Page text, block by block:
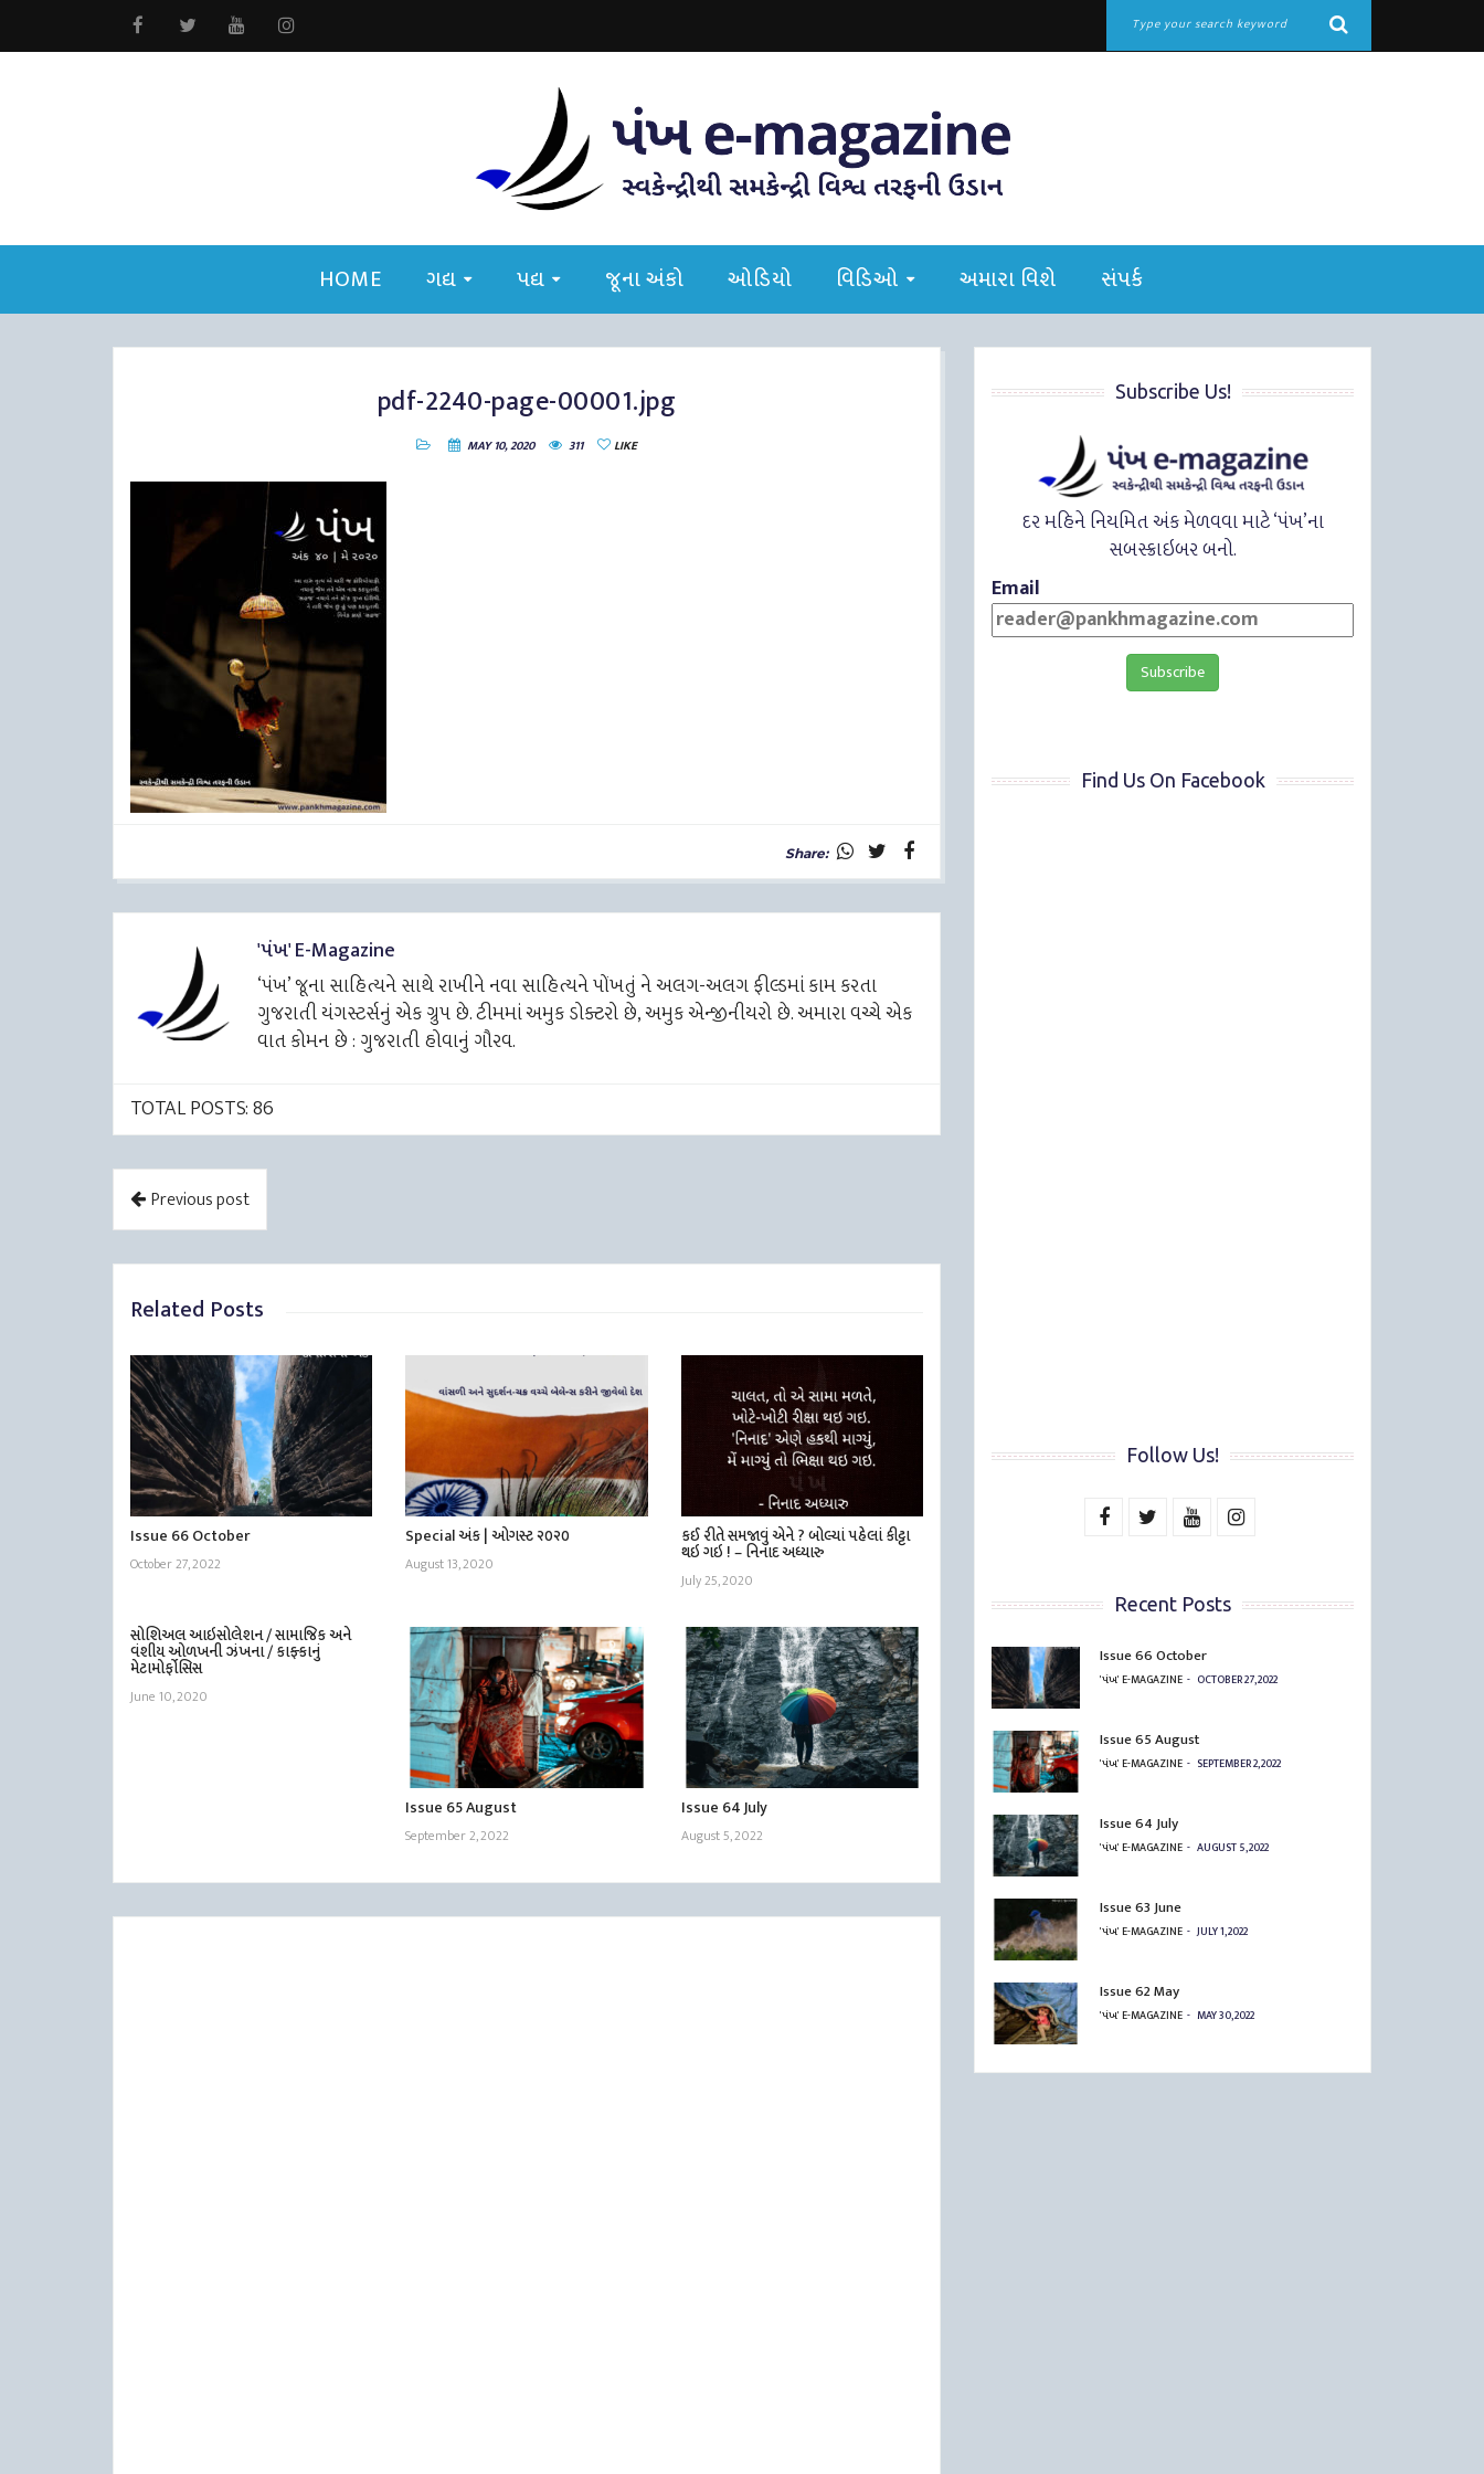
HOME ગદ્ય પદ્ય જૂના અંકો ઓડિયો વિડિઓ અમારા વિશે સંપર્ક
pdf-2240-page-00001.jpg
MAY 10, 2020 311 LIKE
Share:
'પંખ' E-Magazine
‘પંખ’ જૂના સાહિત્યને સાથે રાખીને નવા સાહિત્યને પોંખતું ને અલગ-અલગ ફીલ્ડમાં કામ કરતા
ગુજરાતી યંગસ્ટર્સનું એક ગ્રુપ છે. ટીમમાં અમુક ડોક્ટરો છે, અમુક એન્જીનીયરો છે. અમારા વચ્ચે એક
વાત કોમન છે : ગુજરાતી હોવાનું ગૌરવ.
TOTAL POSTS: 86
Previous post
Related Posts
Issue 66 October
October 27, 2022
Special અંક | ઓગસ્ટ ૨૦૨૦
August 13, 2020
કઈ રીતે સમજાવું એને ? બોલ્યાં પહેલાં કીટ્ટા
થઇ ગઇ ! – નિનાદ અધ્યારુ
July 25, 2020
સોશિઅલ આઇસોલેશન / સામાજિક અને
વંશીય ઓળખની ઝંખના / કાફ્કાનું
મેટામોર્ફોસિસ
June 10, 2020
Issue 65 August
September 2, 2022
Issue 64 July
August 5, 2022
Subscribe Us!
દર મહિને નિયમિત અંક મેળવવા માટે ‘પંખ’ના
સબસ્ક્રાઇબર બનો.
Email
Find Us On Facebook
Follow Us!
Recent Posts
Issue 66 October
'પંખ' E-MAGAZINE OCTOBER 27, 2022
Issue 65 August
'પંખ' E-MAGAZINE SEPTEMBER 2, 2022
Issue 64 July
'પંખ' E-MAGAZINE AUGUST 5, 2022
Issue 63 June
'પંખ' E-MAGAZINE JULY 1, 2022
Issue 62 May
'પંખ' E-MAGAZINE MAY 30, 2022